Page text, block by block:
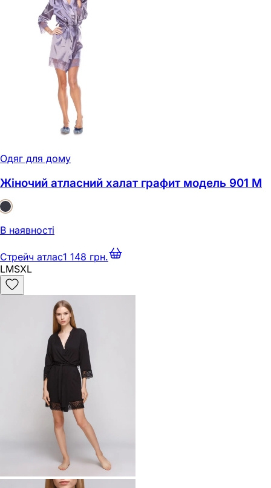
Одяг для дому
Жіночий атласний халат графит модель 901 M
В наявності
Стрейч атлас1 148 грн.
LMSXL